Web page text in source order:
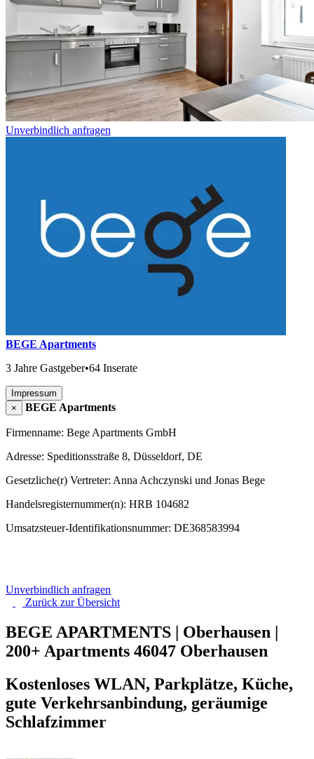
Unverbindlich anfragen
BEGE Apartments
3 Jahre Gastgeber•64 Inserate
Impressum
×
BEGE Apartments
Firmenname: Bege Apartments GmbH
Adresse: Speditionsstraße 8, Düsseldorf, DE
Gesetzliche(r) Vertreter: Anna Achczynski und Jonas Bege
Handelsregisternummer(n): HRB 104682
Umsatzsteuer-Identifikationsnummer: DE368583994
Unverbindlich anfragen
Zurück zurÜbersicht
BEGE APARTMENTS | Oberhausen |
200+ Apartments 46047 Oberhausen
Kostenloses WLAN, Parkplätze, Küche,
gute Verkehrsanbindung, geräumige
Schlafzimmer